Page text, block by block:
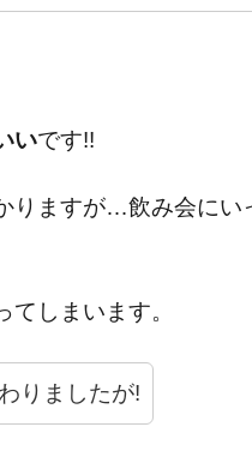
いです!!
りますが…飲み会にい
しまいます。
りましたが!